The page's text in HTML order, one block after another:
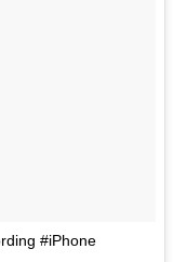
#iPhone